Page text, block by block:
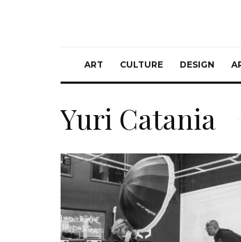
ART CULTURE DESIGN
Yuri Catania